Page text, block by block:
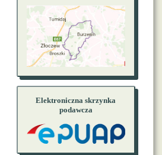
Elektroniczna skrzynka
podawcza